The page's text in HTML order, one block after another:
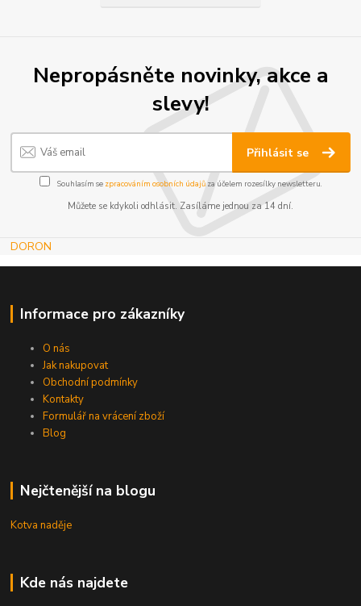
Nepropásněte novinky, akce a
slevy!
Přihlásit se
Souhlasím se zpracováním osobních údajůza účelem rozesílky newsletteru.
Můžete se kdykoli odhlásit. Zasíláme jednou za 14 dní.
DORON
Informace pro zákazníky
O nás
Jak nakupovat
Obchodní podmínky
Kontakty
Formulář na vrácení zboží
Blog
Nejčtenější na blogu
Kotva naděje
Kde nás najdete